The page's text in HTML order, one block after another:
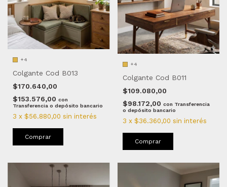
+4
Colgante Cod B013
$170.640,00
$153.576,00 con
Transferencia o depósito bancario
3 x $56.880,00 sin interés
Comprar
+4
Colgante Cod B011
$109.080,00
$98.172,00 con Transferencia
o depósito bancario
3 x $36.360,00 sin interés
Comprar